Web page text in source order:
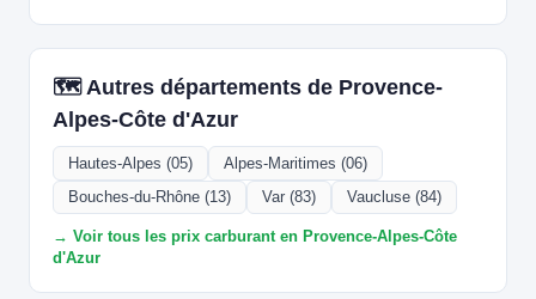
🗺️ Autres départements de Provence-
Alpes-Côte d'Azur
Hautes-Alpes (05)
Alpes-Maritimes (06)
Bouches-du-Rhône (13)
Var (83) Vaucluse (84)
→ Voir tous les prix carburant en Provence-Alpes-Côte
d'Azur